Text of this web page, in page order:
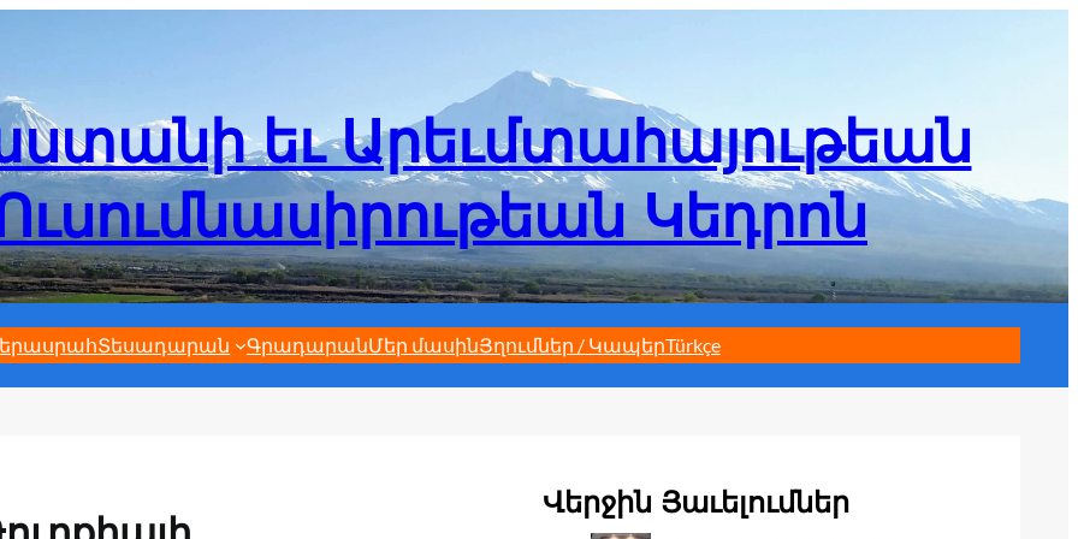
եւ Արեւմտահայութեան
Կեդրոն
Տեսադարան ԳրադարանՄեր մասինՅղումներ / ԿապերTürkçe
Վերջին Յաւելումներ